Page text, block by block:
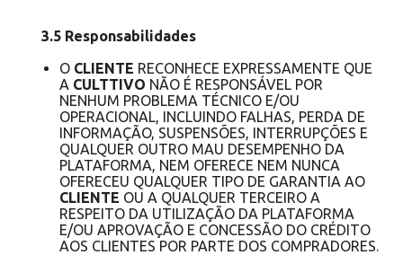
3.5 Responsabilidades
O CLIENTE RECONHECE EXPRESSAMENTE QUE
A CULTTIVO NÃO É RESPONSÁVEL POR
NENHUM PROBLEMA TÉCNICO E/OU
OPERACIONAL, INCLUINDO FALHAS, PERDA DE
INFORMAÇÃO, SUSPENSÕES, INTERRUPÇÕES E
QUALQUER OUTRO MAU DESEMPENHO DA
PLATAFORMA, NEM OFERECE NEM NUNCA
OFERECEU QUALQUER TIPO DE GARANTIA AO
CLIENTE OU A QUALQUER TERCEIRO A
RESPEITO DA UTILIZAÇÃO DA PLATAFORMA
E/OU APROVAÇÃO E CONCESSÃO DO CRÉDITO
AOS CLIENTES POR PARTE DOS COMPRADORES.